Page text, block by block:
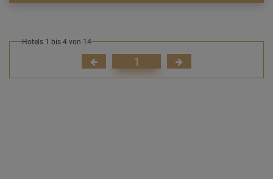
Hotels 1 bis 4 von 14
1